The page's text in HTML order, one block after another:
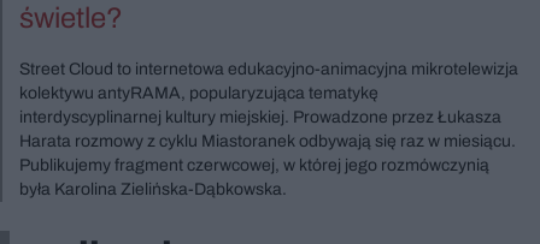
świetle?
Street Cloud to internetowa edukacyjno-animacyjna mikrotelewizja
kolektywu antyRAMA, popularyzująca tematykę
interdyscyplinarnej kultury miejskiej. Prowadzone przez Łukasza
Harata rozmowy z cyklu Miastoranek odbywają się raz w miesiącu.
Publikujemy fragment czerwcowej, w której jego rozmówczynią
była Karolina Zielińska-Dąbkowska.